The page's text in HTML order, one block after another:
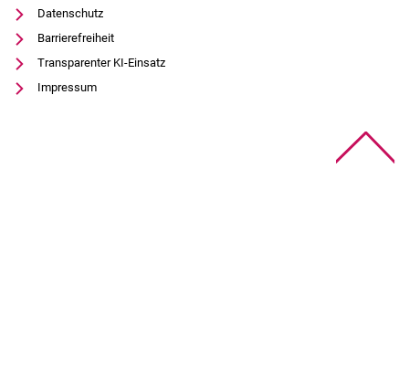
Datenschutz
Barrierefreiheit
Transparenter KI-Einsatz
Impressum